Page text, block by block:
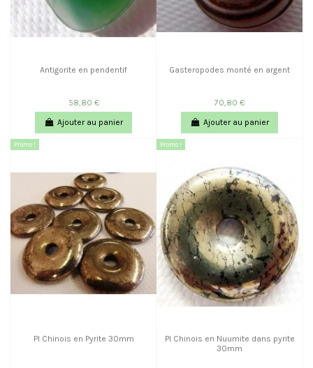
Antigorite en pendentif
58,80 €
Ajouter au panier
Gasteropodes monté en argent
70,80 €
Ajouter au panier
Promo !
PI Chinois en Pyrite 30mm
Promo !
PI Chinois en Nuumite dans pyrite
30mm